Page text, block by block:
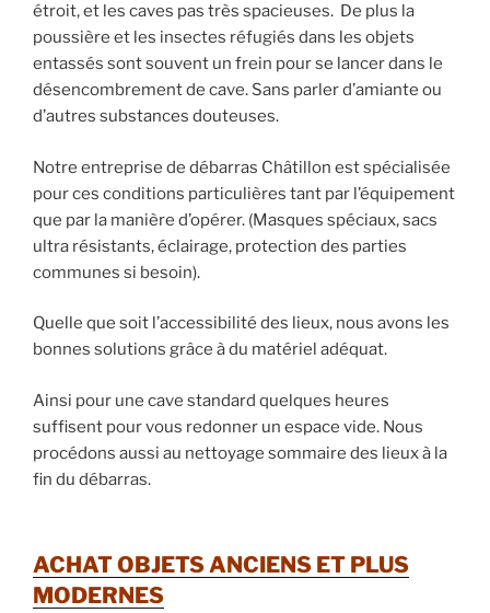
étroit, et les caves pas très spacieuses. De plus la
poussière et les insectes réfugiés dans les objets
entassés sont souvent un frein pour se lancer dans le
désencombrement de cave. Sans parler d’amiante ou
d’autres substances douteuses.
Notre entreprise de débarras Châtillon est spécialisée
pour ces conditions particulières tant par l’équipement
que par la manière d’opérer. (Masques spéciaux, sacs
ultra résistants, éclairage, protection des parties
communes si besoin).
Quelle que soit l’accessibilité des lieux, nous avons les
bonnes solutions grâce à du matériel adéquat.
Ainsi pour une cave standard quelques heures
suffisent pour vous redonner un espace vide. Nous
procédons aussi au nettoyage sommaire des lieux à la
fin du débarras.
ACHAT OBJETS ANCIENS ET PLUS
MODERNES